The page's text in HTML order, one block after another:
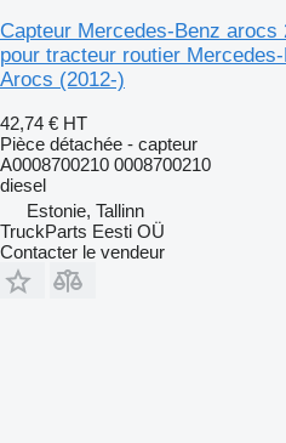
Capteur Mercedes-Benz arocs
pour tracteur routier
Arocs (2012-)
42,74 € HT
Pièce détachée - capteur
A0008700210 0008700210
diesel
Estonie, Tallinn
TruckParts Eesti OÜ
Contacter le vendeur